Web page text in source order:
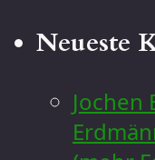
Neueste
Jochen